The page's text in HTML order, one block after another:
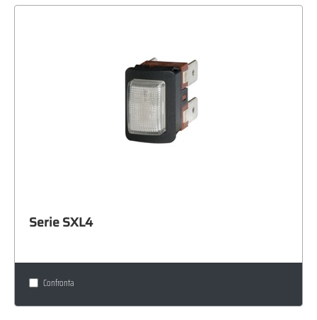
Serie SXL4
Confronta